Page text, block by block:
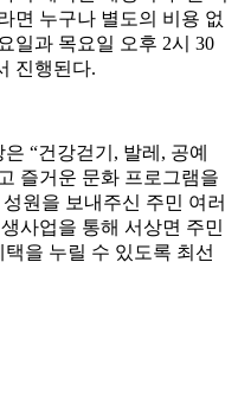
면 누구나 별도의 비용 없
일과 목요일 오후 2시 30
진행된다.
“건강걷기, 발레, 공예
즐거운 문화 프로그램을
원을 보내주신 주민 여러
사업을 통해 서상면 주민
을 누릴 수 있도록 최선